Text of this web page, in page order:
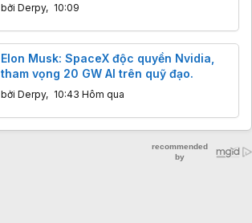
bởi Derpy, 10:09
Elon Musk: SpaceX độc quyền Nvidia,
tham vọng 20 GW AI trên quỹ đạo.
bởi Derpy, 10:43 Hôm qua